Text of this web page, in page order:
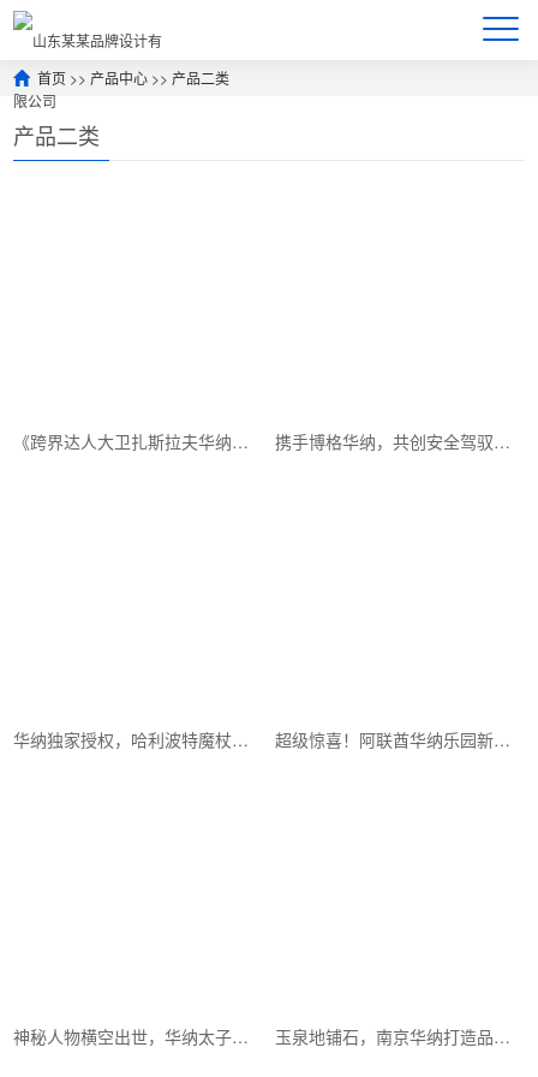
首页 >> 产品中心 >> 产品二类
产品二类
《跨界达人大卫扎斯拉夫华纳：如何成为行业翘楚》 携手博格华纳，共创安全驾驭新篇章
华纳独家授权，哈利波特魔杖带你重返魔法世界 超级惊喜！阿联酋华纳乐园新位置曝光！
神秘人物横空出世，华纳太子爷究竟是谁？ 玉泉地铺石，南京华纳打造品质家居新标杆